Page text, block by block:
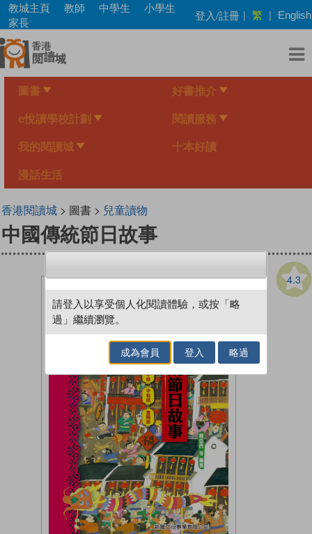
Skip
main
content
教城主頁 教師 中學生
小學生
家長
登入/註冊 | 繁 | English
圖書 好書推介
e悅讀學校計劃 閱讀服務
我的閱讀城 十本好讀
漫話生活
香港閱讀城> 圖書 > 兒童讀物
中國傳統節日故事
4.3
請登入以享受個人化閱讀體驗，或按「略
過」繼續瀏覽。
成為會員 登入 略過